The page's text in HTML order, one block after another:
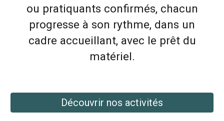
ou pratiquants confirmés, chacun
progresse à son rythme, dans un
cadre accueillant, avec le prêt du
matériel.
Découvrir nos activités